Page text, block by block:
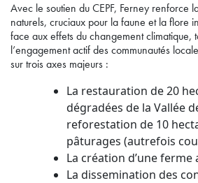
Avec le soutien du CEPF, Ferney renforce
naturels, cruciaux pour la faune et la flore
face aux effets du changement climatique,
l’engagement actif des communautés
sur trois axes majeurs :
La restauration de 20
dégradées de la Vallée
reforestation de 10
pâturages (autrefois
La création d’une
La dissemination des